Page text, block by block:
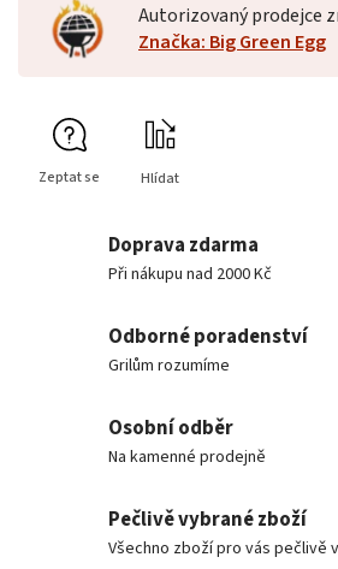
Autorizovaný prodejce
Značka: Big Green Egg
Zeptat se Hlídat
Doprava zdarma
Při nákupu nad 2000 Kč
Odborné poradenství
Grilům rozumíme
Osobní odběr
Na kamenné prodejně
Pečlivě vybrané zboží
Všechno zboží pro vás pečlivě